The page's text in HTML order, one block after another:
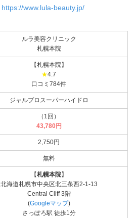
https://www.lula-beauty.jp/
ルラ美容クリニック
札幌本院
【札幌本院】
★4.7
口コミ784件
ジャルプロスーパーハイドロ
（1回）
43,780円
2,750円
無料
【札幌本院】
北海道札幌市中央区北三条西2-1-13
Central Cliff 3階
(Googleマップ)
さっぽろ駅 徒歩1分